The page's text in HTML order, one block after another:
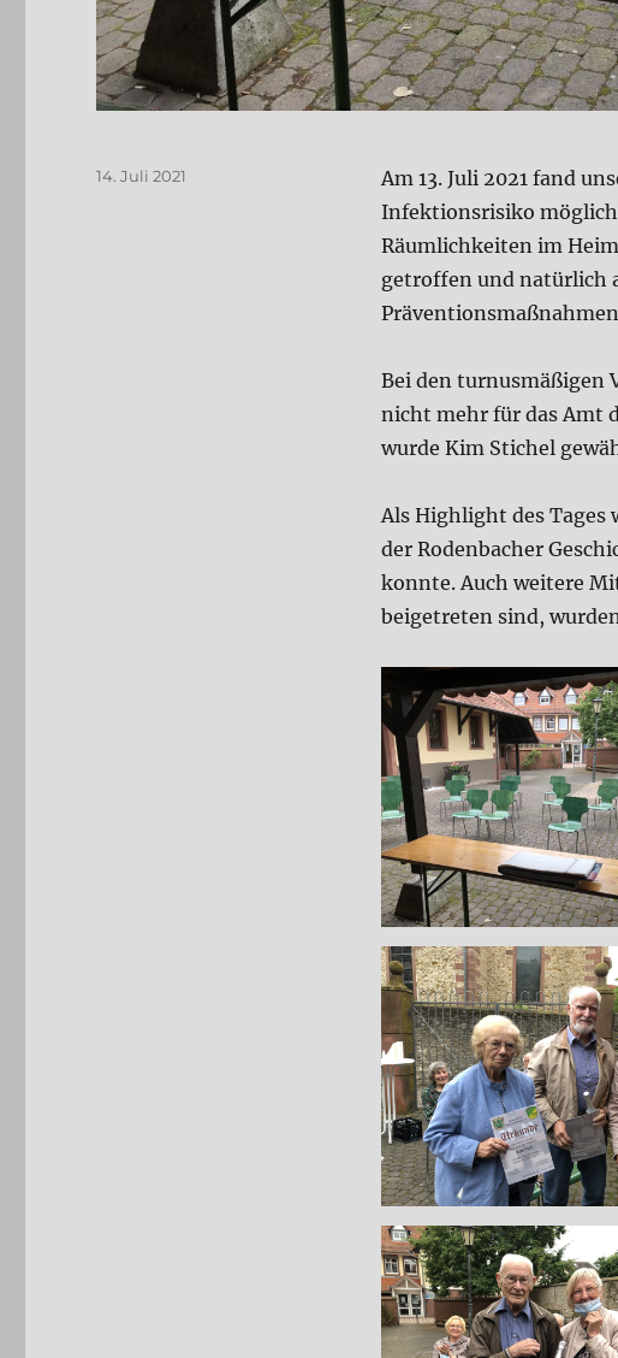
Am 13. Juli 2021 fand
Infektionsrisiko
Räumlichkeiten im
getroffen und natürlich
Bei den turnusmäßigen
nicht mehr für das Amt
wurde Kim Stichel
Als Highlight des Tages
der Rodenbacher
konnte. Auch weitere
beigetreten sind,
Veröffentlicht
14. Juli 2021